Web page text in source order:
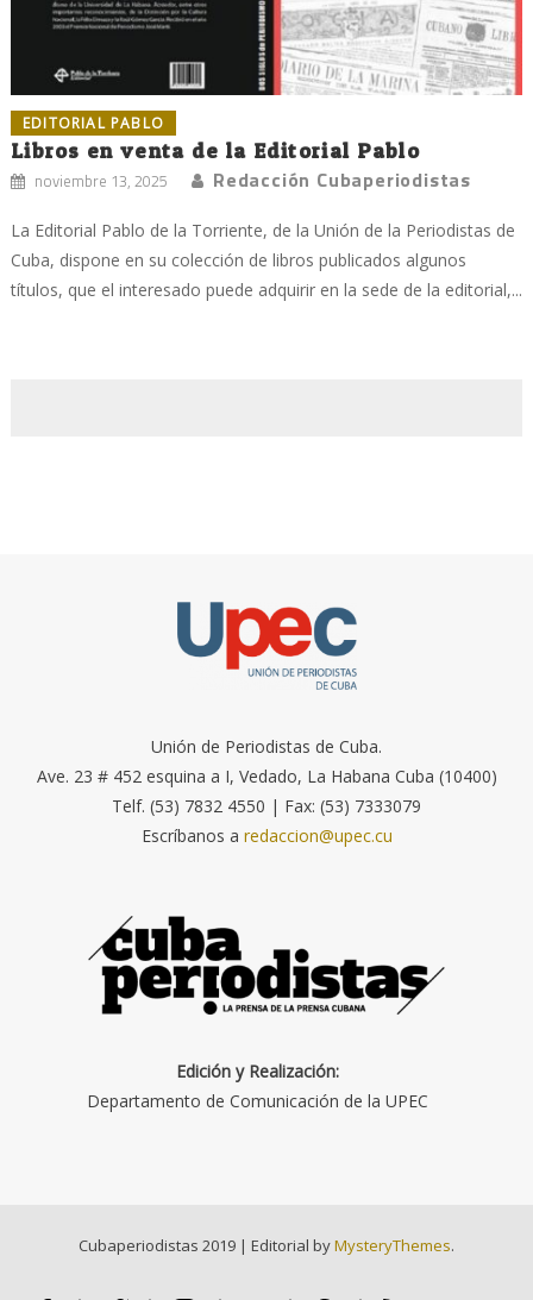
EDITORIAL PABLO
Libros en venta de la Editorial Pablo
noviembre 13, 2025 Redacción Cubaperiodistas
La Editorial Pablo de la Torriente, de la Unión de la Periodistas de
Cuba, dispone en su colección de libros publicados algunos
títulos, que el interesado puede adquirir en la sede de la editorial,...
Unión de Periodistas de Cuba.
Ave. 23 # 452 esquina a I, Vedado, La Habana Cuba (10400)
Telf. (53) 7832 4550 | Fax: (53) 7333079
Escríbanos a redaccion@upec.cu
Edición y Realización:
Departamento de Comunicación de la UPEC
Cubaperiodistas 2019 | Editorial byMysteryThemes.